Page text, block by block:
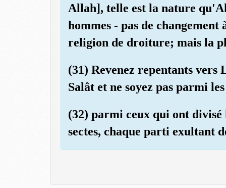
Allah], telle est la nature
hommes - pas de
religion de droiture; mais la
(31) Revenez repentants
Salât et ne soyez pas parmi
(32) parmi ceux qui ont
sectes, chaque parti exultant